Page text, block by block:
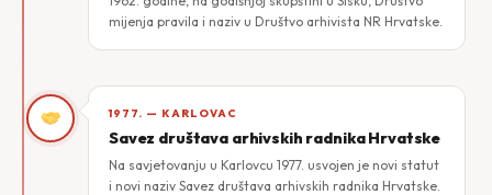
mijenja pravila i naziv u Društvo arhivista NR Hrvatske.
1977. — KARLOVAC
Savez društava arhivskih radnika Hrvatske
Na savjetovanju u Karlovcu 1977. usvojen je novi statut
i novi naziv Savez društava arhivskih radnika Hrvatske.